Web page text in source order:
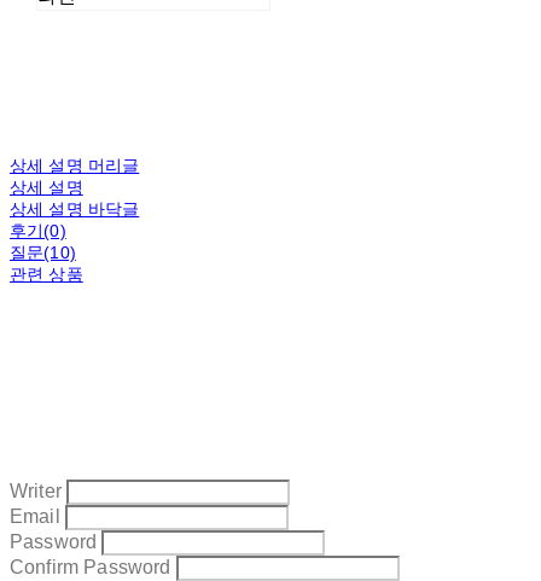
상세 설명 머리글
상세 설명
상세 설명 바닥글
후기(0)
질문(10)
관련 상품
Writer
Email
Password
Confirm Password